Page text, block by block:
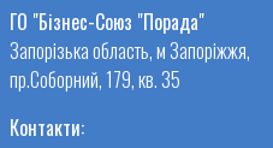
ГО "Бізнес-Союз "Порада"
Запорізька область, м Запоріжжя,
пр.Соборний, 179, кв. 35
Контакти: